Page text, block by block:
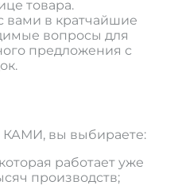
товара.
вами в кратчайшие
вопросы для
предложения с
КАМИ, вы выбираете:
работает уже
производств;